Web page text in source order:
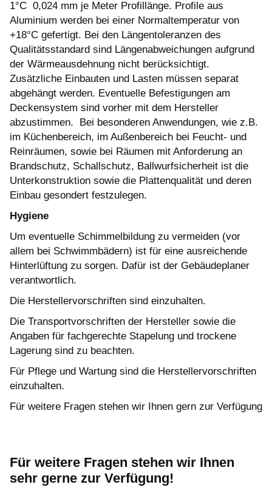
1°C 0,024 mm je Meter Profillänge. Profile aus
Aluminium werden bei einer Normaltemperatur von
+18°C gefertigt. Bei den Längentoleranzen des
Qualitätsstandard sind Längenabweichungen aufgrund
der Wärmeausdehnung nicht berücksichtigt.
Zusätzliche Einbauten und Lasten müssen separat
abgehängt werden. Eventuelle Befestigungen am
Deckensystem sind vorher mit dem Hersteller
abzustimmen. Bei besonderen Anwendungen, wie z.B.
im Küchenbereich, im Außenbereich bei Feucht- und
Reinräumen, sowie bei Räumen mit Anforderung an
Brandschutz, Schallschutz, Ballwurfsicherheit ist die
Unterkonstruktion sowie die Plattenqualität und deren
Einbau gesondert festzulegen.
Hygiene
Um eventuelle Schimmelbildung zu vermeiden (vor
allem bei Schwimmbädern) ist für eine ausreichende
Hinterlüftung zu sorgen. Dafür ist der Gebäudeplaner
verantwortlich.
Die Herstellervorschriften sind einzuhalten.
Die Transportvorschriften der Hersteller sowie die
Angaben für fachgerechte Stapelung und trockene
Lagerung sind zu beachten.
Für Pflege und Wartung sind die Herstellervorschriften
einzuhalten.
Für weitere Fragen stehen wir Ihnen gern zur Verfügung
Für weitere Fragen stehen wir Ihnen
sehr gerne zur Verfügung!